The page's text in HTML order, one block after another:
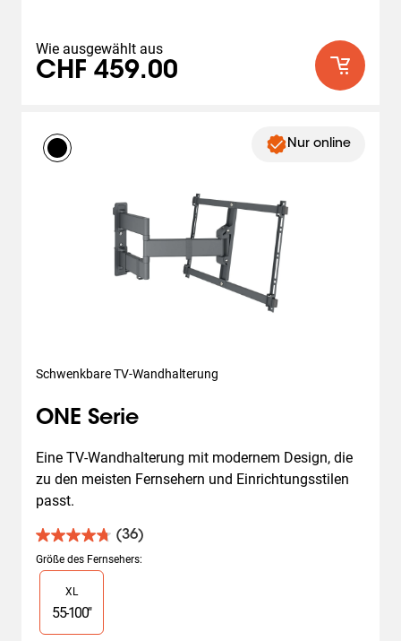
Wie ausgewählt aus
CHF 459.00
Nur online
Schwenkbare TV-Wandhalterung
ONE Serie
Eine TV-Wandhalterung mit modernem Design, die
zu den meisten Fernsehern und Einrichtungsstilen
passt.
(36)
4.8
von
5
Sternen.
Bewertungen
Größe des Fernsehers:
Slide 1 of 1
XL
55-100"